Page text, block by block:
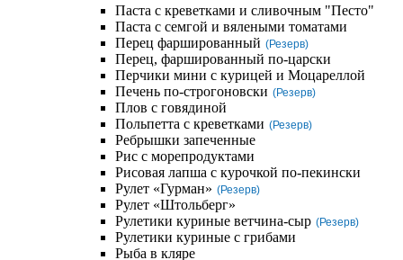
Паста с креветками и сливочным "Песто"
Паста с семгой и вялеными томатами
Перец фаршированный (Резерв)
Перец, фаршированный по-царски
Перчики мини с курицей и Моцареллой
Печень по-строгоновски (Резерв)
Плов с говядиной
Польпетта с креветками (Резерв)
Ребрышки запеченные
Рис с морепродуктами
Рисовая лапша с курочкой по-пекински
Рулет «Гурман» (Резерв)
Рулет «Штольберг»
Рулетики куриные ветчина-сыр (Резерв)
Рулетики куриные с грибами
Рыба в кляре